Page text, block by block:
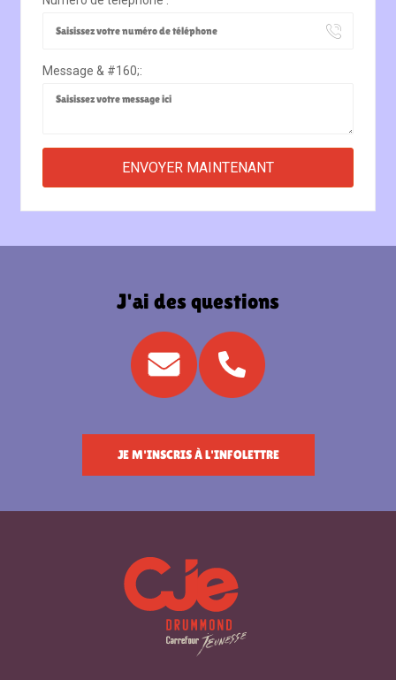
Message & #160;:
J'ai des questions
JE M'INSCRIS À L'INFOLETTRE